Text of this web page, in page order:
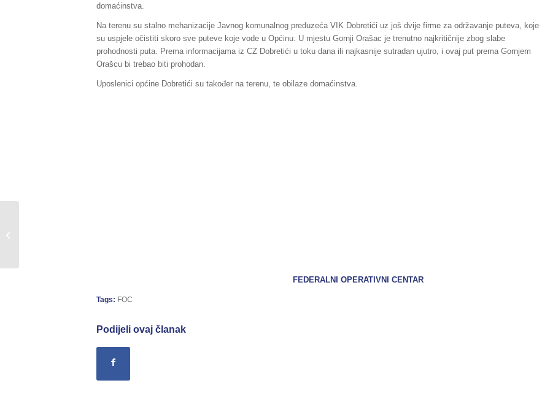
domaćinstva.
Na terenu su stalno mehanizacije Javnog komunalnog preduzeća VIK Dobretići uz još dvije firme za održavanje puteva, koje
su uspjele očistiti skoro sve puteve koje vode u Općinu. U mjestu Gornji Orašac je trenutno najkritičnije zbog slabe
prohodnosti puta. Prema informacijama iz CZ Dobretići u toku dana ili najkasnije sutradan ujutro, i ovaj put prema Gornjem
Orašcu bi trebao biti prohodan.
Uposlenici općine Dobretići su također na terenu, te obilaze domaćinstva.
FEDERALNI OPERATIVNI CENTAR
Tags: FOC
Podijeli ovaj članak